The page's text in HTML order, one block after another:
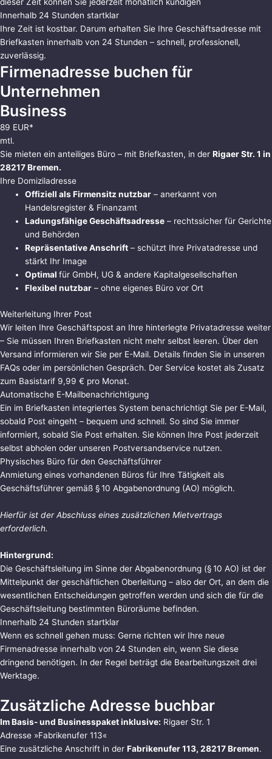
dieser Zeit können Sie jederzeit monatlich kündigen
Innerhalb 24 Stunden startklar
Ihre Zeit ist kostbar. Darum erhalten Sie Ihre Geschäftsadresse mit
Briefkasten innerhalb von 24 Stunden – schnell, professionell,
zuverlässig.
Firmenadresse buchen für
Unternehmen
Business
89 EUR*
mtl.
Sie mieten ein anteiliges Büro – mit Briefkasten, in der Rigaer Str. 1 in
28217 Bremen.
Ihre Domiziladresse
Offiziell als Firmensitz nutzbar – anerkannt von
Handelsregister & Finanzamt
Ladungsfähige Geschäftsadresse – rechtssicher für Gerichte
und Behörden
Repräsentative Anschrift – schützt Ihre Privatadresse und
stärkt Ihr Image
Optimalfür GmbH, UG & andere Kapitalgesellschaften
Flexibel nutzbar – ohne eigenes Büro vor Ort
Weiterleitung Ihrer Post
Wir leiten Ihre Geschäftspost an Ihre hinterlegte Privatadresse weiter
– Sie müssen Ihren Briefkasten nicht mehr selbst leeren. Über den
Versand informieren wir Sie per E-Mail. Details finden Sie in unseren
FAQs oder im persönlichen Gespräch. Der Service kostet als Zusatz
zum Basistarif 9,99 € pro Monat.
Automatische E-Mailbenachrichtigung
Ein im Briefkasten integriertes System benachrichtigt Sie per E-Mail,
sobald Post eingeht – bequem und schnell. So sind Sie immer
informiert, sobald Sie Post erhalten. Sie können Ihre Post jederzeit
selbst abholen oder unseren Postversandservice nutzen.
Physisches Büro für den Geschäftsführer
Anmietung eines vorhandenen Büros für Ihre Tätigkeit als
Geschäftsführer gemäß § 10 Abgabenordnung (AO) möglich.
Hierfür ist der Abschluss eines zusätzlichen Mietvertrags
erforderlich.
Hintergrund:
Die Geschäftsleitung im Sinne der Abgabenordnung (§ 10 AO) ist der
Mittelpunkt der geschäftlichen Oberleitung – also der Ort, an dem die
wesentlichen Entscheidungen getroffen werden und sich die für die
Geschäftsleitung bestimmten Büroräume befinden.
Innerhalb 24 Stunden startklar
Wenn es schnell gehen muss: Gerne richten wir Ihre neue
Firmenadresse innerhalb von 24 Stunden ein, wenn Sie diese
dringend benötigen. In der Regel beträgt die Bearbeitungszeit drei
Werktage.
Zusätzliche Adresse buchbar
Im Basis- und Businesspaket inklusive: Rigaer Str. 1
Adresse »Fabrikenufer 113«
Eine zusätzliche Anschrift in der Fabrikenufer 113, 28217 Bremen.